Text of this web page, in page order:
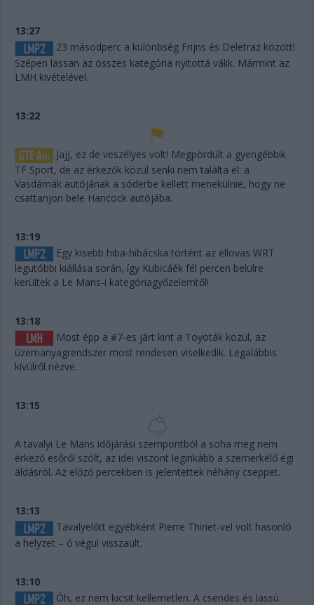
13:27
23 másodperc a különbség Frijns és Deletraz között!
Szépen lassan az összes kategória nyitottá válik. Mármint az
LMH kivételével.
13:22
Jajj, ez de veszélyes volt! Megpördült a gyengébbik
TF Sport, de az érkezők közül senki nem találta el: a
Vasdámák autójának a sóderbe kellett menekülnie, hogy ne
csattanjon bele Hancock autójába.
13:19
Egy kisebb hiba-hibácska történt az éllovas WRT
legutóbbi kiállása során, így Kubicáék fél percen belülre
kerültek a Le Mans-i kategóriagyőzelemtől!
13:18
Most épp a #7-es járt kint a Toyoták közül, az
üzemanyagrendszer most rendesen viselkedik. Legalábbis
kívülről nézve.
13:15
A tavalyi Le Mans időjárási szempontból a soha meg nem
érkező esőről szólt, az idei viszont leginkább a szemerkélő égi
áldásról. Az előző percekben is jelentettek néhány cseppet.
13:13
Tavalyelőtt egyébként Pierre Thiriet-vel volt hasonló
a helyzet – ő végül visszaült.
13:10
Óh, ez nem kicsit kellemetlen. A csendes és lassú